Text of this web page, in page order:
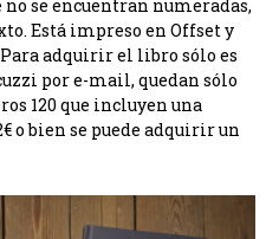
no se encuentran numeradas,
Está impreso en Offset y
adquirir el libro sólo es
por e-mail, quedan sólo
120 que incluyen una
o bien se puede adquirir un